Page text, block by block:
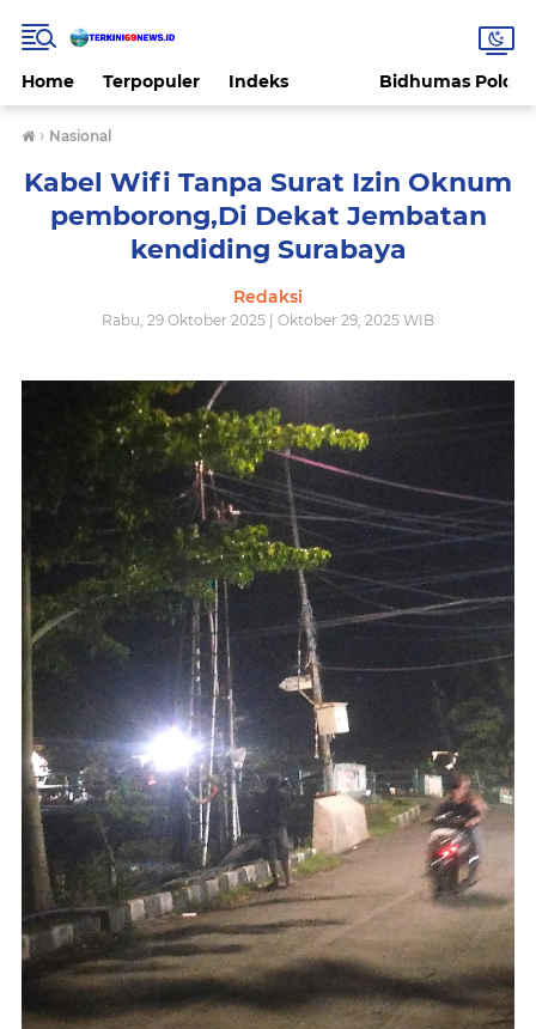
Home Terpopuler Indeks Bidhumas Polda
› Nasional
Kabel Wifi Tanpa Surat Izin Oknum
pemborong,Di Dekat Jembatan
kendiding Surabaya
Redaksi
Rabu, 29 Oktober 2025 | Oktober 29, 2025 WIB